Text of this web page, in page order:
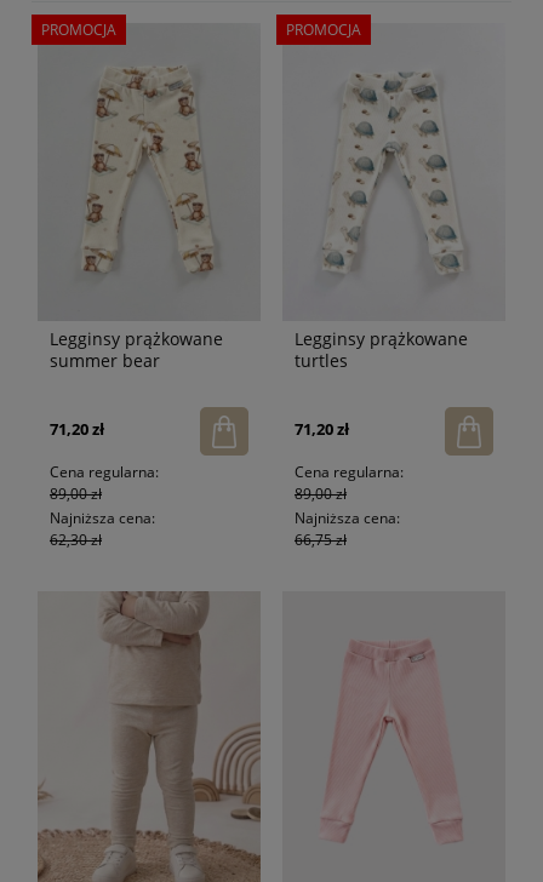
Legginsy prążkowane
summer bear
71,20 zł
Cena regularna:
89,00 zł
Najniższa cena:
62,30 zł
PROMOCJA
Legginsy prążkowane
turtles
71,20 zł
Cena regularna:
89,00 zł
Najniższa cena:
66,75 zł
PROMOCJA